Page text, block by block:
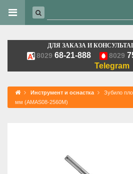
ДЛЯ ЗАКАЗА И
8029 68-21-888 8029
Telegram
Инструмент и оснастка
Зубило
мм (AMAS08-2560M)